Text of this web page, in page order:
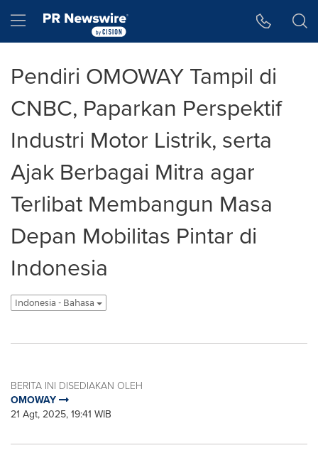
Hamburger menu
Pendiri OMOWAY Tampil di
CNBC, Paparkan Perspektif
Industri Motor Listrik, serta
Ajak Berbagai Mitra agar
Terlibat Membangun Masa
Depan Mobilitas Pintar di
Indonesia
Indonesia - Bahasa
BERITA INI DISEDIAKAN OLEH
OMOWAY
21 Agt, 2025, 19:41 WIB